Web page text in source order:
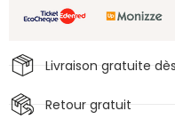
Livraison gratuite
Retour gratuit